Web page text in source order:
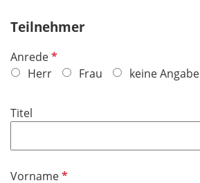
Teilnehmer
AnredeP
f
c
f
Herr Frau keine Angabe
Titel
VornameP